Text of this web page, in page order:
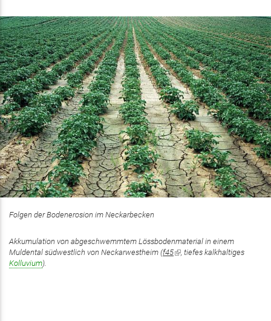
Folgen der Bodenerosion im Neckarbecken
Akkumulation von abgeschwemmtem Lössbodenmaterial in einem
Muldental südwestlich von Neckarwestheim (f45(Link, tiefes kalkhaltiges
Kolluvium).